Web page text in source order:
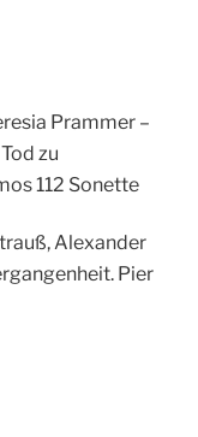
Prammer –
zu
112 Sonette
Alexander
Pier